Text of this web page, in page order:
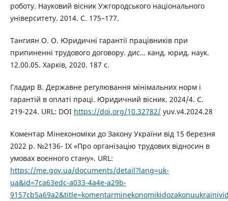
роботу. Науковий вісник Ужгородського національного
університету. 2014. С. 175–177.
Тангиян О. О. Юридичні гарантії працівників при
припиненні трудового договору. дис… канд. юрид. наук.
12.00.05. Харків, 2020. 187 с.
Гладир В. Державне регулювання мінімальних норм і
гарантій в оплаті праці. Юридичний вісник. 2024/4. С.
219-224. URL: DOI https://doi.org/10.32782/yuv.v4.2024.28
Коментар Мінекономіки до Закону України від 15 березня
2022 р. №2136- IX «Про організацію трудових відносин в
умовах воєнного стану». URL:
https://me.gov.ua/documents/detail?lang=uk-
ua&id=7ca63edc-a033-4a4e-a29b-